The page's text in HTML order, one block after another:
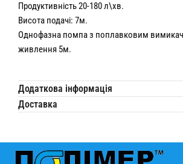
Продуктивність 20-180 л\хв.
Висота подачі: 7м.
Однофазна помпа з поплавковим
живлення 5м.
Додаткова інформація
Доставка